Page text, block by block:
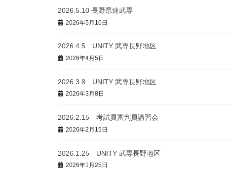
2026.5.10 長野県連武専
2026年5月10日
2026.4.5 UNITY 武専長野地区
2026年4月5日
2026.3.8 UNITY 武専長野地区
2026年3月8日
2026.2.15 考試員審判員講習会
2026年2月15日
2026.1.25 UNITY 武専長野地区
2026年1月25日